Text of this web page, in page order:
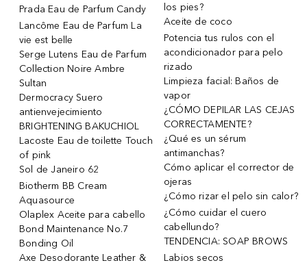
Prada Eau de Parfum Candy
Lancôme Eau de Parfum La
vie est belle
Serge Lutens Eau de Parfum
Collection Noire Ambre
Sultan
Dermocracy Suero
antienvejecimiento
BRIGHTENING BAKUCHIOL
Lacoste Eau de toilette Touch
of pink
Sol de Janeiro 62
Biotherm BB Cream
Aquasource
Olaplex Aceite para cabello
Bond Maintenance No.7
Bonding Oil
Axe Desodorante Leather &
los pies?
Aceite de coco
Potencia tus rulos con el
acondicionador para pelo
rizado
Limpieza facial: Baños de
vapor
¿CÓMO DEPILAR LAS CEJAS
CORRECTAMENTE?
¿Qué es un sérum
antimanchas?
Cómo aplicar el corrector de
ojeras
¿Cómo rizar el pelo sin calor?
¿Cómo cuidar el cuero
cabellundo?
TENDENCIA: SOAP BROWS
Labios secos